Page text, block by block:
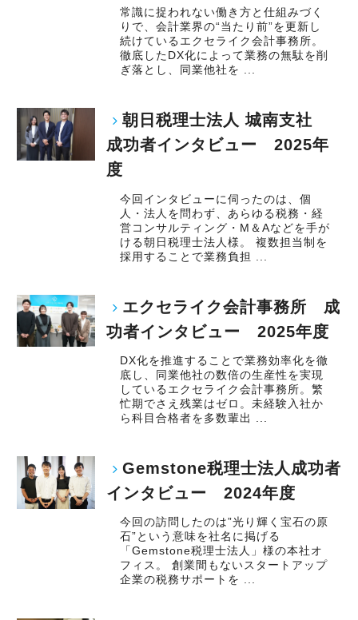
常識に捉われない働き方と仕組みづく
りで、会計業界の“当たり前”を更新し
続けているエクセライク会計事務所。
徹底したDX化によって業務の無駄を削
ぎ落とし、同業他社を ...
朝日税理士法人 城南支社
成功者インタビュー 2025年
度
今回インタビューに伺ったのは、個
人・法人を問わず、あらゆる税務・経
営コンサルティング・M＆Aなどを手が
ける朝日税理士法人様。 複数担当制を
採用することで業務負担 ...
エクセライク会計事務所 成
功者インタビュー 2025年度
DX化を推進することで業務効率化を徹
底し、同業他社の数倍の生産性を実現
しているエクセライク会計事務所。繁
忙期でさえ残業はゼロ。未経験入社か
ら科目合格者を多数輩出 ...
Gemstone税理士法人成功者
インタビュー 2024年度
今回の訪問したのは”光り輝く宝石の原
石”という意味を社名に掲げる
「Gemstone税理士法人」様の本社オ
フィス。 創業間もないスタートアップ
企業の税務サポートを ...